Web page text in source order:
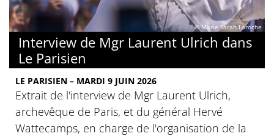
© Marie Sarah Laroche
Interview de Mgr Laurent Ulrich dans
Le Parisien
LE PARISIEN – MARDI 9 JUIN 2026
Extrait de l'interview de Mgr Laurent Ulrich,
archevêque de Paris, et du général Hervé
Wattecamps, en charge de l'organisation de la